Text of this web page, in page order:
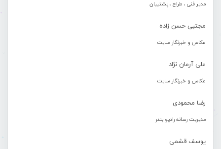
مدیر فنی ، طراح ، پشتیبان
مجتبی حسن زاده
عکاس و خبرنگار سایت
علی آرمان نژاد
عکاس و خبرنگار سایت
رضا محمودی
مدیریت رسانه رادیو بندر
یوسف قشمی